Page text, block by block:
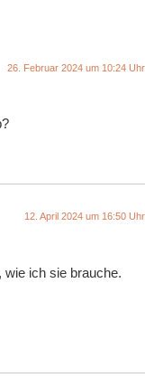
26. Februar 2024 um 10:24 Uhr
12. April 2024 um 16:50 Uhr
ich sie brauche.